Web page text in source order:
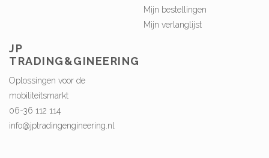
Mijn bestellingen
Mijn verlanglijst
JP
TRADING&GINEERING
Oplossingen voor de
mobiliteitsmarkt
06-36 112 114
info@jptradingengineering.nl